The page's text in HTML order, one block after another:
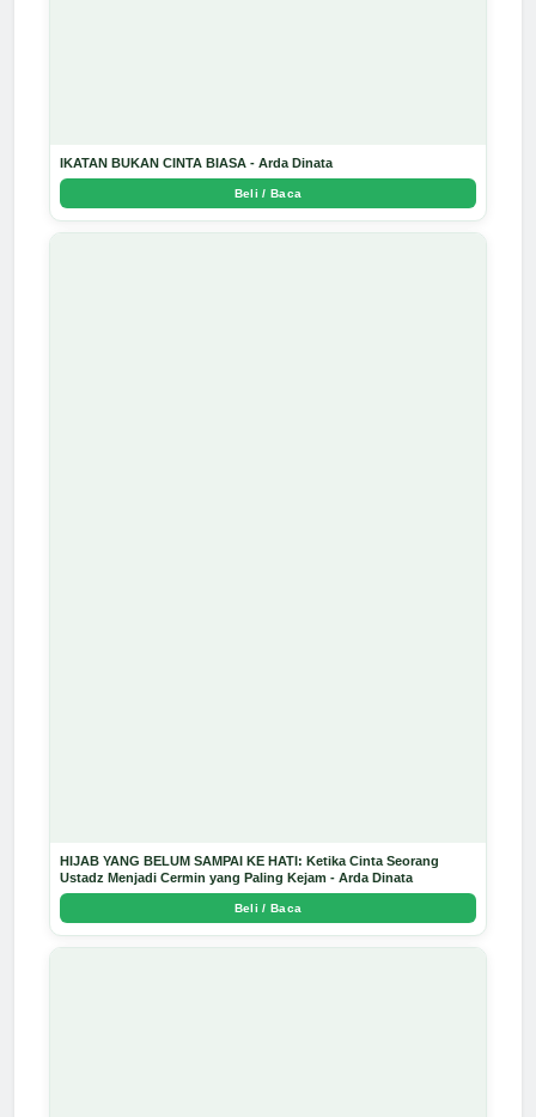
IKATAN BUKAN CINTA BIASA - Arda Dinata
Beli / Baca
HIJAB YANG BELUM SAMPAI KE HATI: Ketika Cinta Seorang
Ustadz Menjadi Cermin yang Paling Kejam - Arda Dinata
Beli / Baca